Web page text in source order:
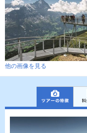
他の画像を見る